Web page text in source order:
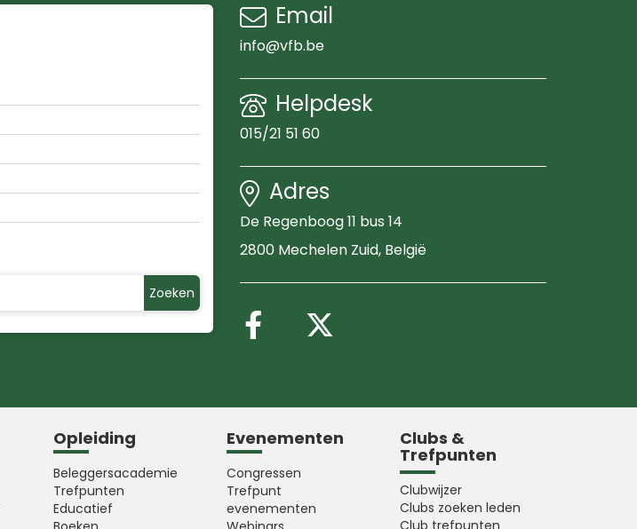
Zoeken
Email
info@vfb.be
Helpdesk
015/21 51 60
Adres
De Regenboog 11 bus 14
2800 Mechelen Zuid, België
Volg ons op Facebook
Opleiding
Beleggersacademie
Trefpunten
Educatief
Evenementen
Congressen
Trefpunt
evenementen
Clubs &
Trefpunten
Clubwijzer
Clubs zoeken leden
Club trefpunten